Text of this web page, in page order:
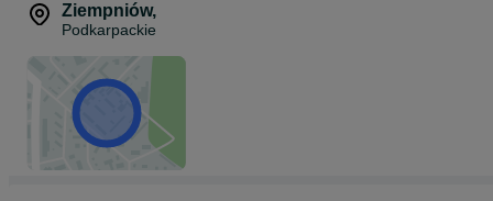
Ziempniów,
Podkarpackie